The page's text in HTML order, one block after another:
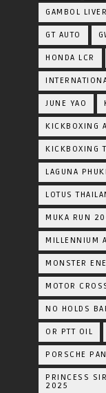
GAMBOL
GT AUTO
HONDA LCR
JUNE YAO
KICKBOXING
KICKBOXING
LAGUNA
LOTUS
MUKA RUN
MILLENNIUM
MONSTER
MOTOR
NO HOLDS
OR PTT OIL
PORSCHE
PRINCESS
2025